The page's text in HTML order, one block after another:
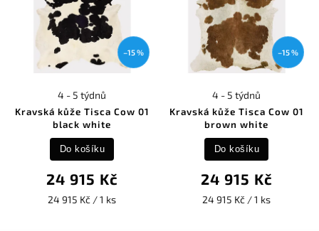
–15 %
Kravská kůže Tisca Cow 01
black white
4 - 5 týdnů
24 915 Kč
24 915 Kč / 1 ks
Do košíku
–15 %
Kravská kůže Tisca Cow 01
brown white
4 - 5 týdnů
24 915 Kč
24 915 Kč / 1 ks
Do košíku